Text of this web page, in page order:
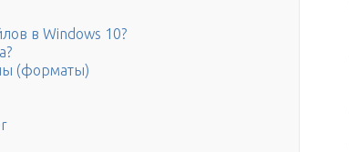
в Windows 10?
(форматы)